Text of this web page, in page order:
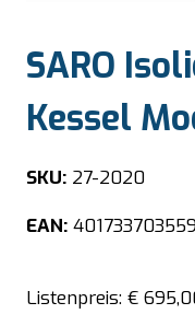
SARO
Kessel
SKU: 27-2020
EAN:
Listenpreis: €